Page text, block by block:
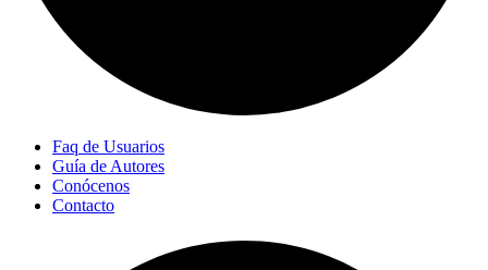
Faq de Usuarios
Guía de Autores
Conócenos
Contacto